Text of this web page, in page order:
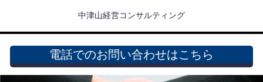
中津山経営コンサルティング
電話でのお問い合わせはこちら